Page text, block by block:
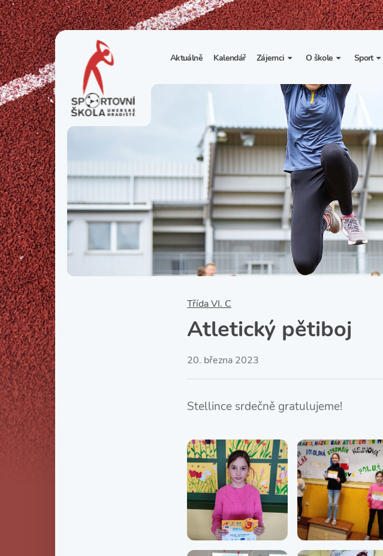
Aktuálně Kalendář Zájemci
1. třída
Sportovní třídy
Nesportovní třídy
O škole
Základní informace
Organizace
Výuka a učební
Zájmové kroužky
Školní poradenské
pracoviště
Školní psycholožka
Školská rada
SRPŠ – Spolek
Sport
kluby
Třída VI. C
Atletický pětiboj
20. března 2023
Stellince srdečně gratulujeme!